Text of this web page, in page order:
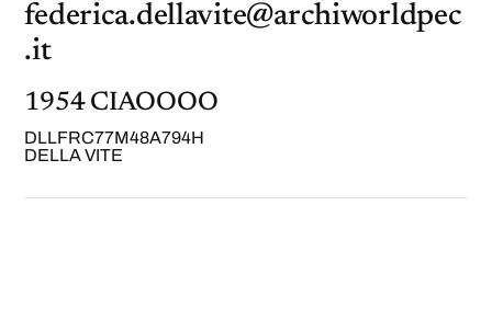
federica.dellavite@archiworldpec
.it
1954 CIAOOOO
DLLFRC77M48A794H
DELLA VITE